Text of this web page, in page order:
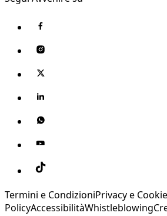
Termini e CondizioniPrivacy e Cookie
PolicyAccessibilitàWhistleblowing